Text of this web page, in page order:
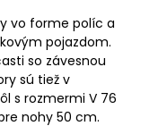
vo forme políc a
pojazdom.
so závesnou
sú tiež v
s rozmermi V 76
nohy 50 cm.